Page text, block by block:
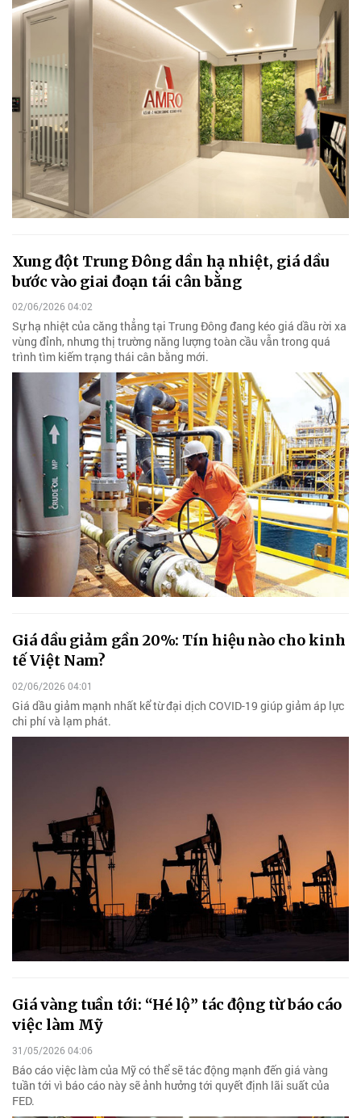
Xung đột Trung Đông dần hạ nhiệt, giá dầu
bước vào giai đoạn tái cân bằng
02/06/2026 04:02
Sự hạ nhiệt của căng thẳng tại Trung Đông đang kéo giá dầu rời xa
vùng đỉnh, nhưng thị trường năng lượng toàn cầu vẫn trong quá
trình tìm kiếm trạng thái cân bằng mới.
Giá dầu giảm gần 20%: Tín hiệu nào cho kinh
tế Việt Nam?
02/06/2026 04:01
Giá dầu giảm mạnh nhất kể từ đại dịch COVID-19 giúp giảm áp lực
chi phí và lạm phát.
Giá vàng tuần tới: “Hé lộ” tác động từ báo cáo
việc làm Mỹ
31/05/2026 04:06
Báo cáo việc làm của Mỹ có thể sẽ tác động mạnh đến giá vàng
tuần tới vì báo cáo này sẽ ảnh hưởng tới quyết định lãi suất của
FED.